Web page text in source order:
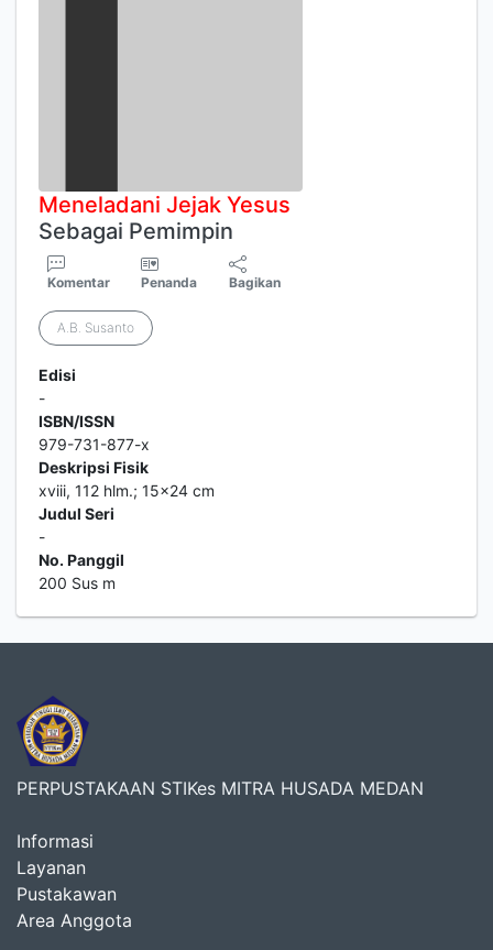
Meneladani Jejak Yesus
Sebagai Pemimpin
Komentar Penanda Bagikan
A.B. Susanto
Edisi
-
ISBN/ISSN
979-731-877-x
Deskripsi Fisik
xviii, 112 hlm.; 15x24 cm
Judul Seri
-
No. Panggil
200 Sus m
PERPUSTAKAAN STIKes MITRA HUSADA MEDAN
Informasi
Layanan
Pustakawan
Area Anggota